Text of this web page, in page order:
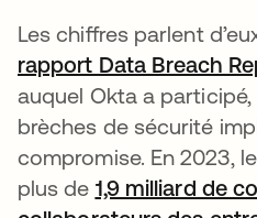
Les chiffres parlent
rapport Data Breach
auquel Okta a
brèches de sécurité
compromise. En 2023,
plus de 1,9 milliard de